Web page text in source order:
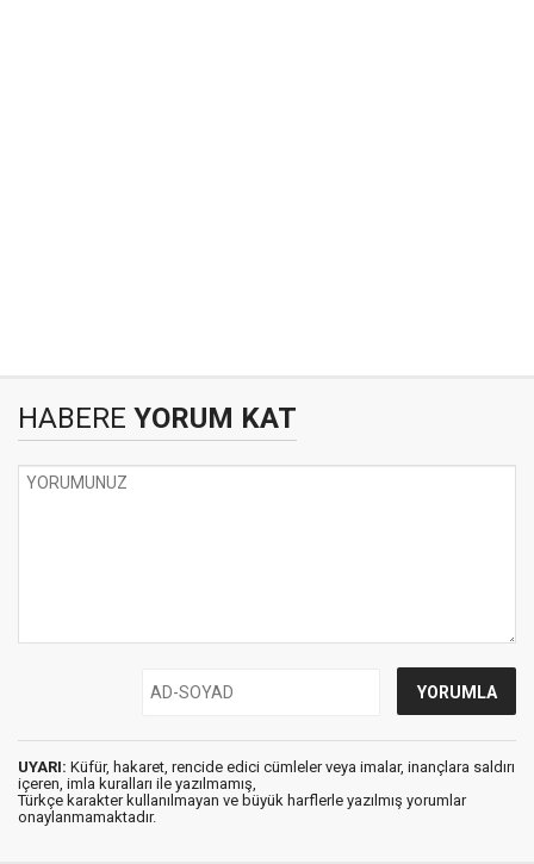
HABERE YORUM KAT
UYARI: Küfür, hakaret, rencide edici cümleler veya imalar, inançlara saldırı
içeren, imla kuralları ile yazılmamış,
Türkçe karakter kullanılmayan ve büyük harflerle yazılmış yorumlar
onaylanmamaktadır.